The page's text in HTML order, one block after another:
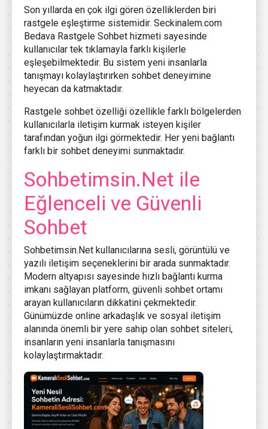
Son yıllarda en çok ilgi gören özelliklerden biri
rastgele eşleştirme sistemidir. Seckinalem.com
Bedava Rastgele Sohbet hizmeti sayesinde
kullanıcılar tek tıklamayla farklı kişilerle
eşleşebilmektedir. Bu sistem yeni insanlarla
tanışmayı kolaylaştırırken sohbet deneyimine
heyecan da katmaktadır.
Rastgele sohbet özelliği özellikle farklı bölgelerden
kullanıcılarla iletişim kurmak isteyen kişiler
tarafından yoğun ilgi görmektedir. Her yeni bağlantı
farklı bir sohbet deneyimi sunmaktadır.
Sohbetimsin.Net ile
Eğlenceli ve Güvenli
Sohbet
Sohbetimsin.Net kullanıcılarına sesli, görüntülü ve
yazılı iletişim seçeneklerini bir arada sunmaktadır.
Modern altyapısı sayesinde hızlı bağlantı kurma
imkanı sağlayan platform, güvenli sohbet ortamı
arayan kullanıcıların dikkatini çekmektedir.
Günümüzde online arkadaşlık ve sosyal iletişim
alanında önemli bir yere sahip olan sohbet siteleri,
insanların yeni insanlarla tanışmasını
kolaylaştırmaktadır.